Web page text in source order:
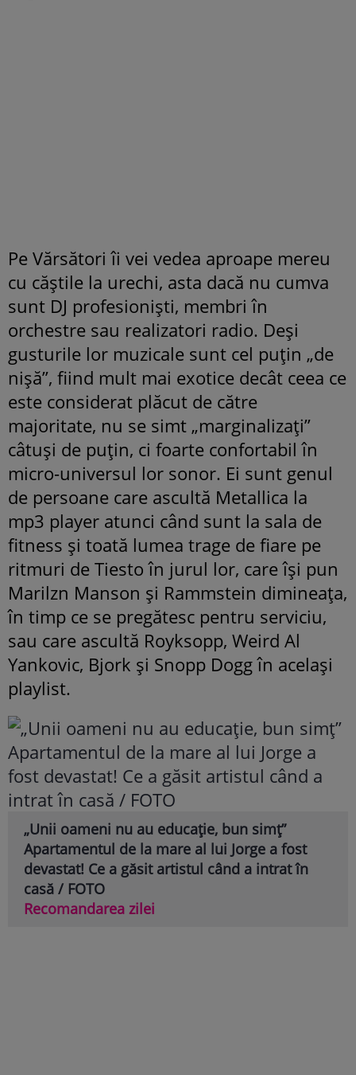
Pe Vărsători îi vei vedea aproape mereu
cu căştile la urechi, asta dacă nu cumva
sunt DJ profesionişti, membri în
orchestre sau realizatori radio. Deşi
gusturile lor muzicale sunt cel puţin „de
nişă”, fiind mult mai exotice decât ceea ce
este considerat plăcut de către
majoritate, nu se simt „marginalizaţi”
câtuşi de puţin, ci foarte confortabil în
micro-universul lor sonor. Ei sunt genul
de persoane care ascultă Metallica la
mp3 player atunci când sunt la sala de
fitness şi toată lumea trage de fiare pe
ritmuri de Tiesto în jurul lor, care îşi pun
Marilzn Manson şi Rammstein dimineaţa,
în timp ce se pregătesc pentru serviciu,
sau care ascultă Royksopp, Weird Al
Yankovic, Bjork şi Snopp Dogg în acelaşi
playlist.
„Unii oameni nu au educație, bun simț”
Apartamentul de la mare al lui Jorge a fost
devastat! Ce a găsit artistul când a intrat în
casă / FOTO
Recomandarea zilei